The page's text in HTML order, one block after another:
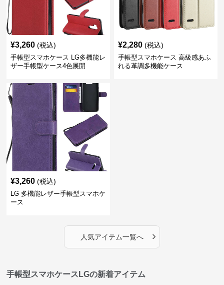
¥3,260 (税込)
手帳型スマホケース LG多機能レ
ザー手帳型ケース4色展開
¥2,280 (税込)
手帳型スマホケース 高級感あふ
れる革調多機能ケース
¥3,260 (税込)
LG 多機能レザー手帳型スマホケ
ース
人気アイテム一覧へ ›
手帳型スマホケースLGの新着アイテム